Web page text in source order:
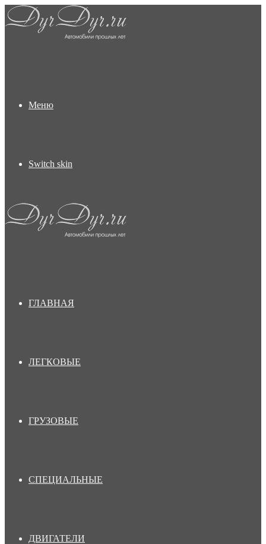
Меню
Switch skin
ГЛАВНАЯ
ЛЕГКОВЫЕ
ГРУЗОВЫЕ
СПЕЦИАЛЬНЫЕ
ДВИГАТЕЛИ